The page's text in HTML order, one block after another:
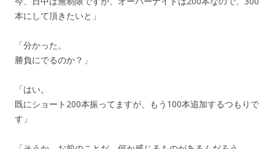
本にして頂きたいと」
「分かった。
勝負にでるのか？」
「はい。
既にショート200本振ってますが、もう100本追加するつもりで
す」